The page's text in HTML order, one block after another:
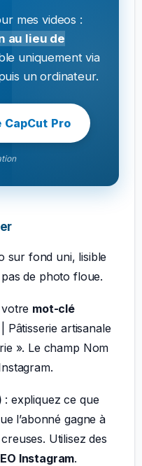
mes videos :
au lieu de
uniquement via
un ordinateur.
Pro
sur fond uni, lisible
de photo floue.
mot-clé
Pâtisserie artisanale
». Le champ Nom
: expliquez ce que
l’abonné gagne à
Utilisez des
Instagram.